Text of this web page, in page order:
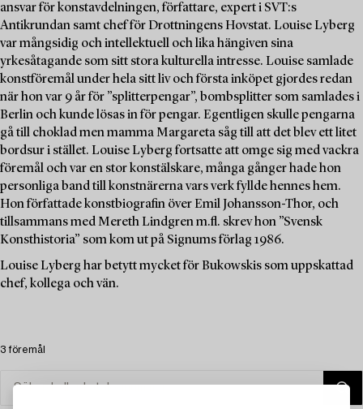
ansvar för konstavdelningen, författare, expert i SVT:s
Antikrundan samt chef för Drottningens Hovstat. Louise Lyberg
var mångsidig och intellektuell och lika hängiven sina
yrkesåtagande som sitt stora kulturella intresse. Louise samlade
konstföremål under hela sitt liv och första inköpet gjordes redan
när hon var 9 år för ”splitterpengar”, bombsplitter som samlades i
Berlin och kunde lösas in för pengar. Egentligen skulle pengarna
gå till choklad men mamma Margareta såg till att det blev ett litet
bordsur i stället. Louise Lyberg fortsatte att omge sig med vackra
föremål och var en stor konstälskare, många gånger hade hon
personliga band till konstnärerna vars verk fyllde hennes hem.
Hon författade konstbiografin över Emil Johansson-Thor, och
tillsammans med Mereth Lindgren m.fl. skrev hon ”Svensk
Konsthistoria” som kom ut på Signums förlag 1986.
Louise Lyberg har betytt mycket för Bukowskis som uppskattad
chef, kollega och vän.
3 föremål